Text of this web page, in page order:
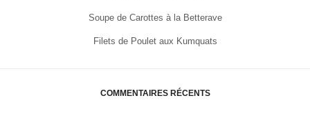
Soupe de Carottes à la Betterave
Filets de Poulet aux Kumquats
COMMENTAIRES RÉCENTS